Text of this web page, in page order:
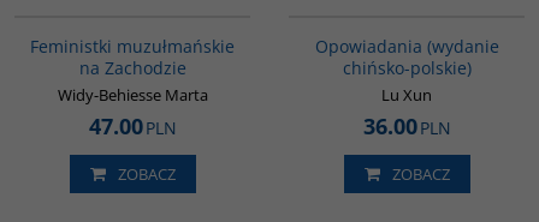
Feministki muzułmańskie
na Zachodzie
Widy-Behiesse Marta
47.00PLN
ZOBACZ
Opowiadania (wydanie
chińsko-polskie)
Lu Xun
36.00PLN
ZOBACZ